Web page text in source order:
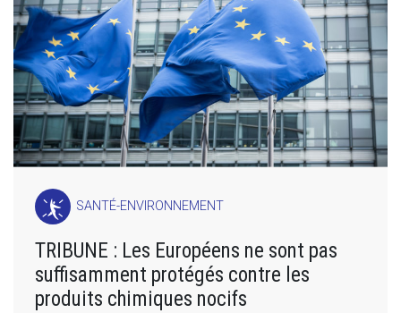
SANTÉ-ENVIRONNEMENT
TRIBUNE : Les Européens ne sont pas
suffisamment protégés contre les
produits chimiques nocifs